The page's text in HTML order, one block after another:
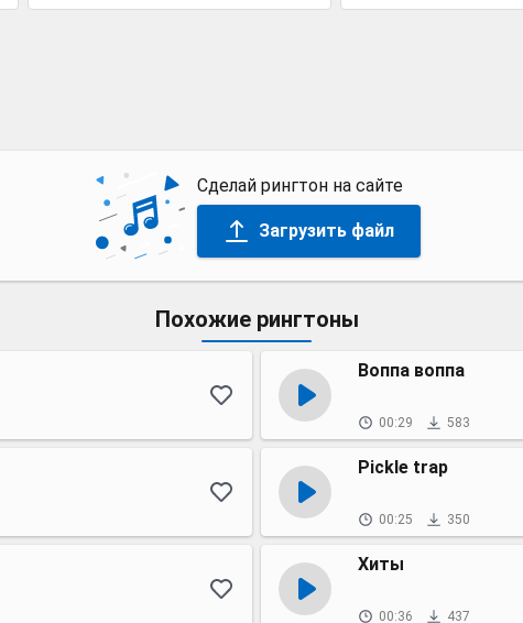
Сделай рингтон на сайте
Загрузить файл
Похожие рингтоны
Воппа воппа
00:29 583
Pickle trap
00:25 350
Хиты
00:36 437